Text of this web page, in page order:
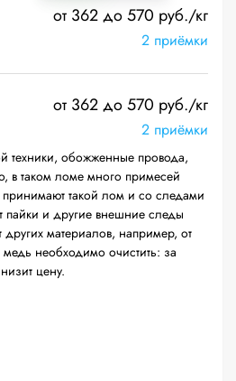
от 362 до 570 руб./кг
2 приёмки
от 362 до 570 руб./кг
2 приёмки
техники, обожженные провода,
в таком ломе много примесей
принимают такой лом и со следами
пайки и другие внешние следы
материалов, например, от
необходимо очистить: за
цену.